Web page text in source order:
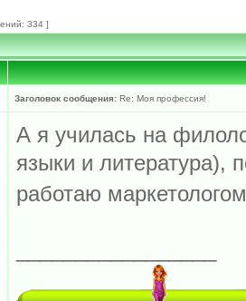
334 ]
Заголовок сообщения: Re: Моя профессия!
А я училась на
языки и литература),
работаю